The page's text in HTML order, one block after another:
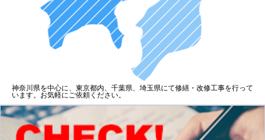
神奈川県を中心に、東京都内、千葉県、埼玉県にて修繕・改修工事を行って
います。お気軽にご依頼ください。